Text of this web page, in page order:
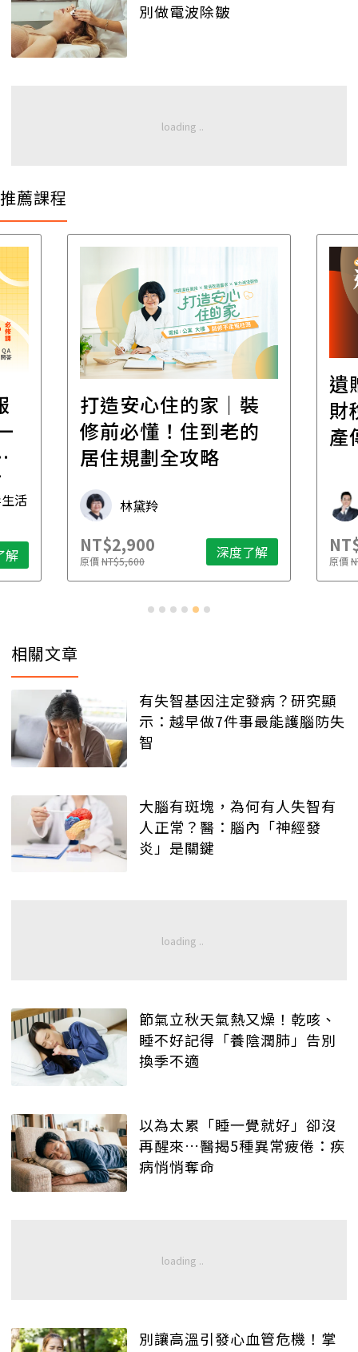
別做電波除皺
推薦課程
活
解
打造安心住的家｜裝
修前必懂！住到老的
居住規劃全攻略
林黛羚
NT$2,900
原價NT$5,600 深度了解
遺
財
產
原價
相關文章
有失智基因注定發病？研究顯
示：越早做7件事最能護腦防失
智
大腦有斑塊，為何有人失智有
人正常？醫：腦內「神經發
炎」是關鍵
節氣立秋天氣熱又燥！乾咳、
睡不好記得「養陰潤肺」告別
換季不適
以為太累「睡一覺就好」卻沒
再醒來…醫揭5種異常疲倦：疾
病悄悄奪命
別讓高溫引發心血管危機！掌